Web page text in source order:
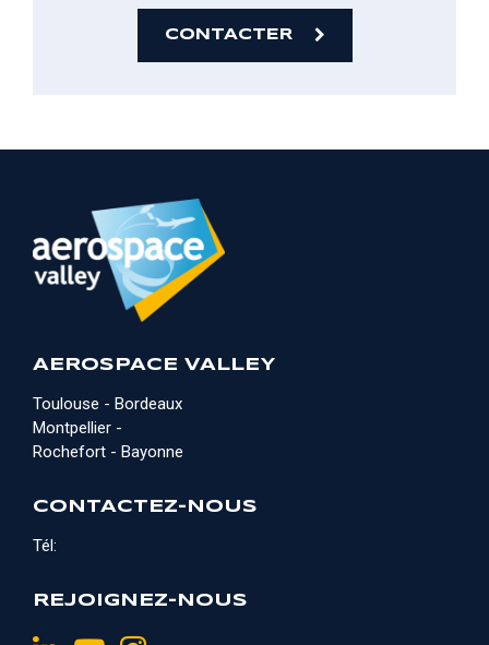
CONTACTER
AEROSPACE VALLEY
Toulouse - Bordeaux
Montpellier -
Rochefort - Bayonne
CONTACTEZ-NOUS
Tél:
REJOIGNEZ-NOUS